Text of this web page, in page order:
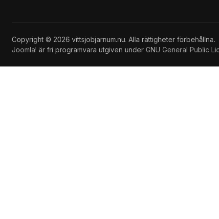
Copyright © 2026 vittsjobjarnum.nu. Alla rättigheter förbehållna.
Joomla! är fri programvara utgiven under GNU General Public